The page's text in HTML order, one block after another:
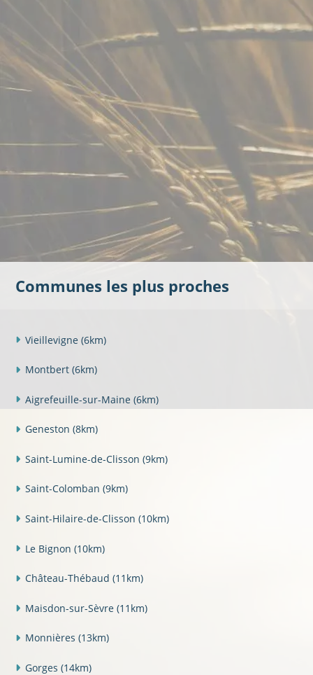
Communes les plus proches
Vieillevigne (6km)
Montbert (6km)
Aigrefeuille-sur-Maine (6km)
Geneston (8km)
Saint-Lumine-de-Clisson (9km)
Saint-Colomban (9km)
Saint-Hilaire-de-Clisson (10km)
Le Bignon (10km)
Château-Thébaud (11km)
Maisdon-sur-Sèvre (11km)
Monnières (13km)
Gorges (14km)